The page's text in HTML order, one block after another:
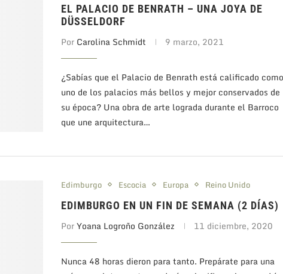
EL PALACIO DE BENRATH – UNA JOYA DE
DÜSSELDORF
Por Carolina Schmidt 9 marzo, 2021
¿Sabías que el Palacio de Benrath está calificado como
uno de los palacios más bellos y mejor conservados de
su época? Una obra de arte lograda durante el Barroco
que une arquitectura…
Edimburgo Escocia Europa Reino Unido
EDIMBURGO EN UN FIN DE SEMANA (2 DÍAS)
PorYoana Logroño González 11 diciembre, 2020
Nunca 48 horas dieron para tanto. Prepárate para una